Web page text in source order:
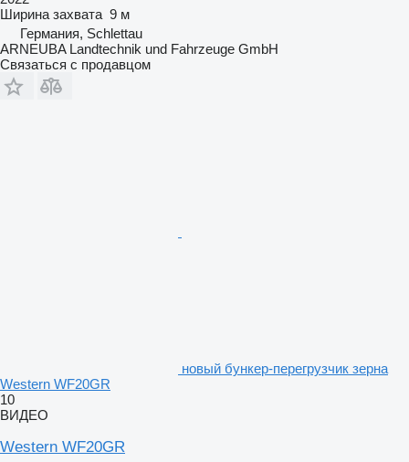
Ширина захвата 9 м
Германия, Schlettau
ARNEUBA Landtechnik und Fahrzeuge GmbH
Связаться с продавцом
новый бункер-перегрузчик зерна
Western WF20GR
10
ВИДЕО
Western WF20GR